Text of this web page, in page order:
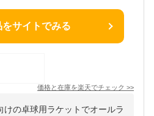
をサイトでみる
価格と在庫を楽天でチェック >>
けの卓球用ラケットでオールラ